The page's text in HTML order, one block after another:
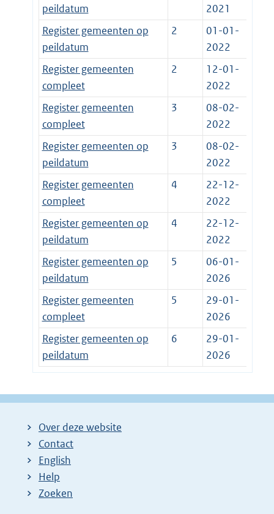
peildatum
2021
Register gemeenten op
peildatum
2
01-01-
2022
Register gemeenten
compleet
2
12-01-
2022
Register gemeenten
compleet
3
08-02-
2022
Register gemeenten op
peildatum
3
08-02-
2022
Register gemeenten
compleet
4
22-12-
2022
Register gemeenten op
peildatum
4
22-12-
2022
Register gemeenten op
peildatum
5
06-01-
2026
Register gemeenten
compleet
5
29-01-
2026
Register gemeenten op
peildatum
6
29-01-
2026
Over deze website
Contact
English
Help
Zoeken